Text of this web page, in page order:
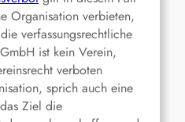
Organisation verbieten,
verfassungsrechtliche
ist kein Verein,
verboten
sprich auch eine
Ziel die